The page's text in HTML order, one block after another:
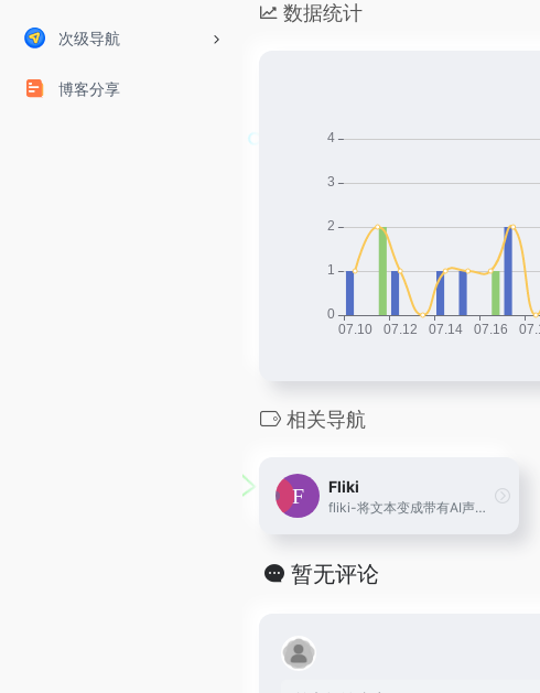
次级导航
博客分享
数据统计
相关导航
Fliki
fliki-将文本变成带有AI声音的视频，一个国外的AI文本转声音网站
暂无评论